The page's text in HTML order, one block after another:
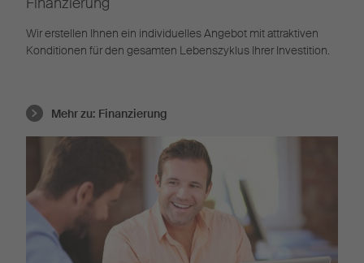
Wir erstellen Ihnen ein individuelles Angebot mit attraktiven
Konditionen für den gesamten Lebenszyklus Ihrer Investition.
Mehr zu: Finanzierung